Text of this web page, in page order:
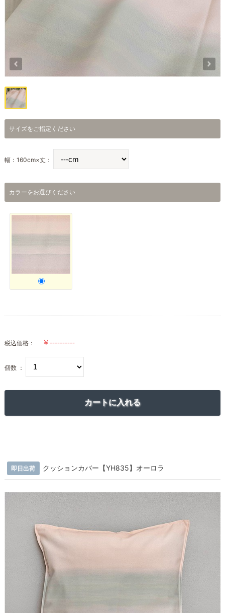
サイズをご指定ください
幅：160cm×丈：
カラーをお選びください
税込価格：
個数 ：
即日出荷 クッションカバー【YH835】オーロラ